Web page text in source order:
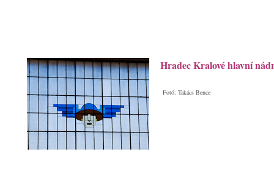
Hradec Kralové hlavní
Fotó: Takács Bence